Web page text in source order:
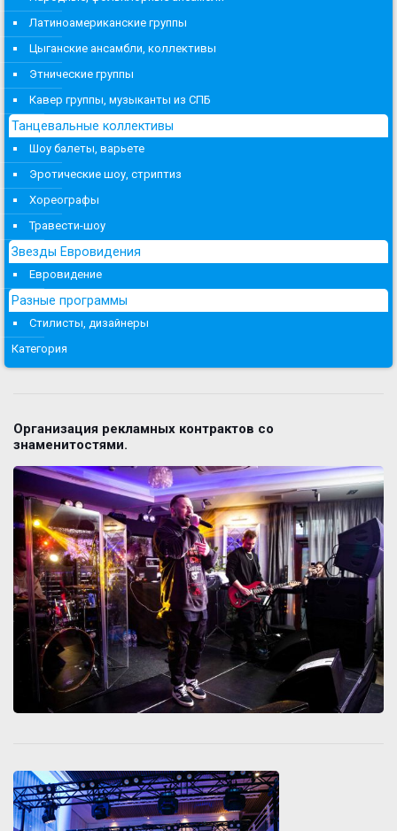
Латиноамериканские группы
Цыганские ансамбли, коллективы
Этнические группы
Кавер группы, музыканты из СПБ
Танцевальные коллективы
Шоу балеты, варьете
Эротические шоу, стриптиз
Хореографы
Травести-шоу
Звезды Евровидения
Евровидение
Разные программы
Стилисты, дизайнеры
Категория
Организация рекламных контрактов со
знаменитостями.